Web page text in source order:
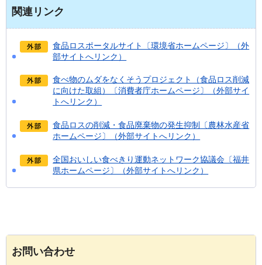
関連リンク
食品ロスポータルサイト〔環境省ホームページ〕（外
部サイトへリンク）
食べ物のムダをなくそうプロジェクト（食品ロス削減
に向けた取組）〔消費者庁ホームページ〕（外部サイ
トへリンク）
食品ロスの削減・食品廃棄物の発生抑制〔農林水産省
ホームページ〕（外部サイトへリンク）
全国おいしい食べきり運動ネットワーク協議会〔福井
県ホームページ〕（外部サイトへリンク）
お問い合わせ